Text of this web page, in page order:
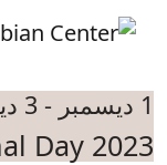
Skip to main content
1 ديسمبر - 3 ديسمبر
Day 2023